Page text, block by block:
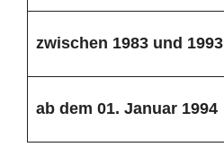
zwischen 1983 und 1993
ab dem 01. Januar 1994